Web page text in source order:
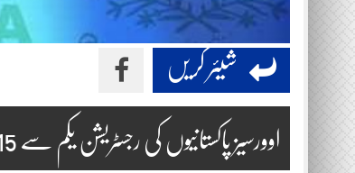
شیئر کریں
اوورسیز پاکستانیوں کی رجسٹریشن یکم سے 15 ستمبر تک ہوگی